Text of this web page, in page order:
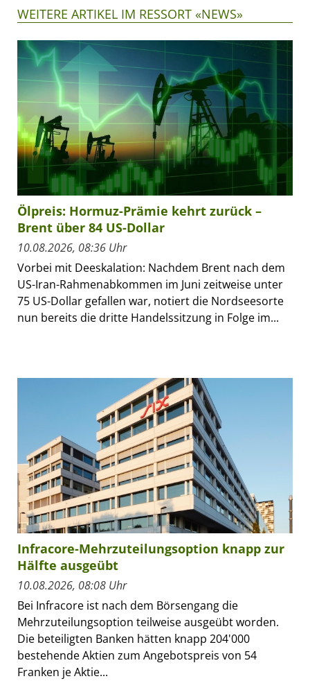
WEITERE ARTIKEL IM RESSORT «NEWS»
Ölpreis: Hormuz-Prämie kehrt zurück –
Brent über 84 US-Dollar
10.08.2026, 08:36 Uhr
Vorbei mit Deeskalation: Nachdem Brent nach dem
US-Iran-Rahmenabkommen im Juni zeitweise unter
75 US-Dollar gefallen war, notiert die Nordseesorte
nun bereits die dritte Handelssitzung in Folge im...
Infracore-Mehrzuteilungsoption knapp zur
Hälfte ausgeübt
10.08.2026, 08:08 Uhr
Bei Infracore ist nach dem Börsengang die
Mehrzuteilungsoption teilweise ausgeübt worden.
Die beteiligten Banken hätten knapp 204'000
bestehende Aktien zum Angebotspreis von 54
Franken je Aktie...